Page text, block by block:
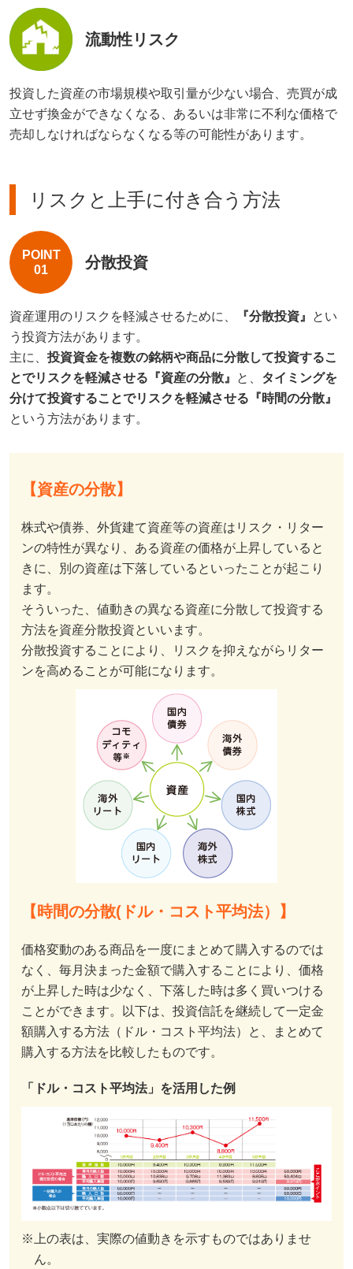
流動性リスク
投資した資産の市場規模や取引量が少ない場合、売買が成
立せず換金ができなくなる、あるいは非常に不利な価格で
売却しなければならなくなる等の可能性があります。
リスクと上手に付き合う方法
POINT
01
分散投資
資産運用のリスクを軽減させるために、 『分散投資』
とい
う投資方法があります。
主に、 投資資金を複数の銘柄や商品に分散して投資するこ
とでリスクを軽減させる『資産の分散』
と、 タイミングを
分けて投資することでリスクを軽減させる『時間の分散』
という方法があります。
【資産の分散】
株式や債券、外貨建て資産等の資産はリスク・リター
ンの特性が異なり、ある資産の価格が上昇していると
きに、別の資産は下落しているといったことが起こり
ます。
そういった、値動きの異なる資産に分散して投資する
方法を資産分散投資といいます。
分散投資することにより、リスクを抑えながらリター
ンを高めることが可能になります。
【時間の分散(ドル・コスト平均法）】
価格変動のある商品を一度にまとめて購入するのでは
なく、毎月決まった金額で購入することにより、価格
が上昇した時は少なく、下落した時は多く買いつける
ことができます。以下は、投資信託を継続して一定金
額購入する方法（ドル・コスト平均法）と、まとめて
購入する方法を比較したものです。
「ドル・コスト平均法」を活用した例
※上の表は、実際の値動きを示すものではありませ
ん。